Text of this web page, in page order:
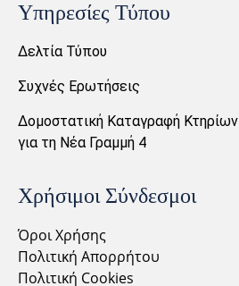
Υπηρεσίες Τύπου
Δελτία Τύπου
Συχνές Ερωτήσεις
Δομοστατική Καταγραφή Κτηρίων
για τη Νέα Γραμμή 4
Χρήσιμοι Σύνδεσμοι
Όροι Χρήσης
Πολιτική Απορρήτου
Πολιτική Cookies